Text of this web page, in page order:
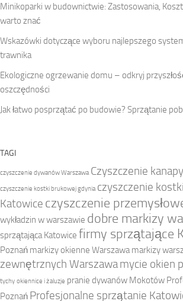
Minikoparki w budownictwie: Zastosowania,
warto znać
Wskazówki dotyczące wyboru najlepszego
trawnika
Ekologiczne ogrzewanie domu – odkryj
oszczędności
Jak łatwo posprzątać po budowie? Sprzątanie
TAGI
czyszczenie dywanów Warszawa Czyszczenie
czyszczenie kostki brukowej gdynia czyszczenie
Katowice czyszczenie
wykładzin w warszawie dobre markizy
sprzątająca Katowice firmy sprzątające
Poznań markizy okienne Warszawa markizy
zewnętrznych Warszawamycie okien
tychy okiennice i żaluzje pranie dywanów Mokotów
Poznań Profesjonalne sprzątanie